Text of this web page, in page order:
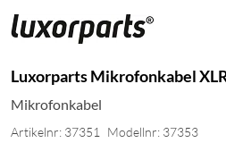
Luxorparts Mikrofonkabel
Mikrofonkabel
Artikelnr: 37351 Modellnr: 37353